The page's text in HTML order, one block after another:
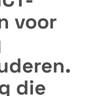
voor
die